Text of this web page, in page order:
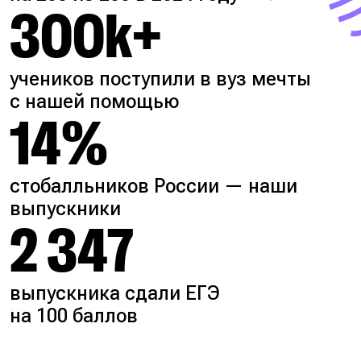
300k+
учеников поступили в вуз мечты
с нашей помощью
14%
стобалльников России — наши
выпускники
2 347
выпускника сдали ЕГЭ
на 100 баллов